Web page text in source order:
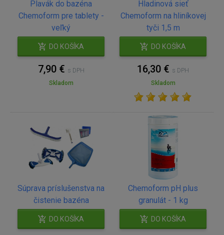
Plavák do bazéna
Chemoform pre tablety -
veľký
DO KOŠÍKA
7,90 € s DPH
Skladom
Hladinová sieť
Chemoform na hliníkovej
tyči 1,5 m
DO KOŠÍKA
16,30 € s DPH
Skladom
Súprava príslušenstva na
čistenie bazéna
DO KOŠÍKA
Chemoform pH plus
granulát - 1 kg
DO KOŠÍKA